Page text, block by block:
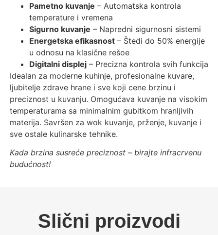
Pametno kuvanje – Automatska kontrola
temperature i vremena
Sigurno kuvanje – Napredni sigurnosni sistemi
Energetska efikasnost – Štedi do 50% energije
u odnosu na klasične rešoe
Digitalni displej – Precizna kontrola svih funkcija
Idealan za moderne kuhinje, profesionalne kuvare,
ljubitelje zdrave hrane i sve koji cene brzinu i
preciznost u kuvanju. Omogućava kuvanje na visokim
temperaturama sa minimalnim gubitkom hranljivih
materija. Savršen za wok kuvanje, prženje, kuvanje i
sve ostale kulinarske tehnike.
Kada brzina susreće preciznost – birajte infracrvenu
budućnost!
Slični proizvodi